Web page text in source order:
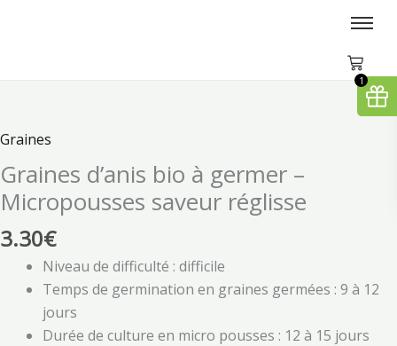
Graines
Graines d’anis bio à germer –
Micropousses saveur réglisse
3.30€
Niveau de difficulté : difficile
Temps de germination en graines germées : 9 à 12
jours
Durée de culture en micro pousses : 12 à 15 jours
Graines
bio
à
germer
–
Micropousses
saveur
réglisse
1